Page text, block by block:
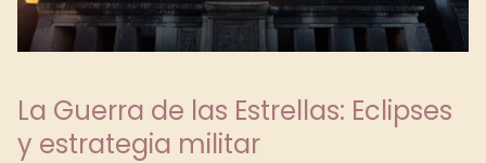
La Guerra de las Estrellas: Eclipses
y estrategia militar